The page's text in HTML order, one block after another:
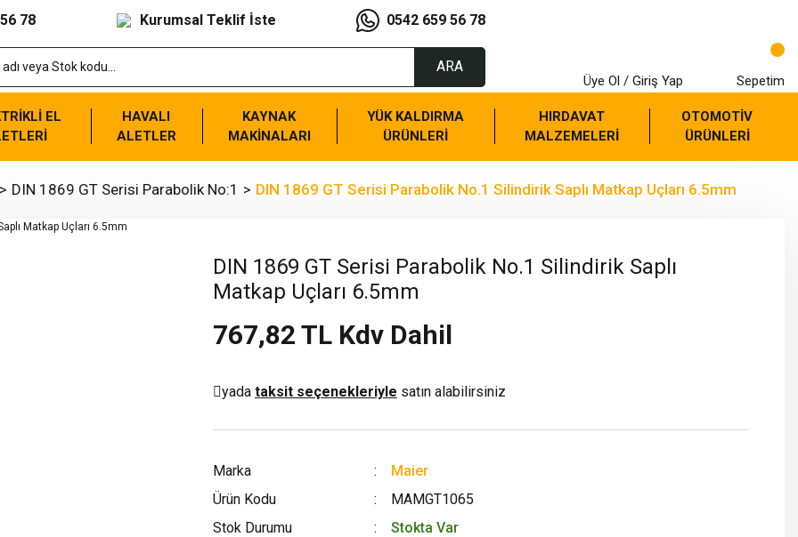
78 Kurumsal Teklif İste 0542 659 56 78
ARA
Üye Ol / Giriş Yap Sepetim
EL
HAVALI
ALETLER
KAYNAK
MAKİNALARI
YÜK KALDIRMA
ÜRÜNLERİ
HIRDAVAT
MALZEMELERİ
OTOMOTİV
ÜRÜNLERİ
DIN 1869 GT Serisi Parabolik No:1 DIN 1869 GT Serisi Parabolik No.1 Silindirik Saplı Matkap Uçları 6.5mm
DIN 1869 GT Serisi Parabolik No.1 Silindirik Saplı
Matkap Uçları 6.5mm
767,82 TL Kdv Dahil
yada taksit seçenekleriyle satın alabilirsiniz
Marka
Maier
Ürün Kodu
MAMGT1065
Stok Durumu
Stokta Var